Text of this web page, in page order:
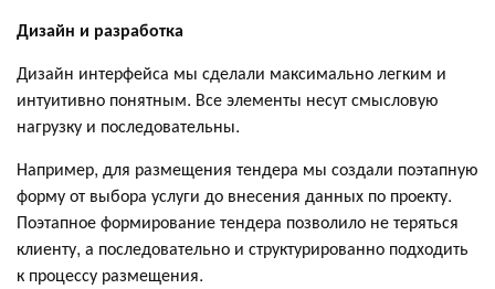
Дизайн и разработка
Дизайн интерфейса мы сделали максимально легким и
интуитивно понятным. Все элементы несут смысловую
нагрузку и последовательны.
Например, для размещения тендера мы создали поэтапную
форму от выбора услуги до внесения данных по проекту.
Поэтапное формирование тендера позволило не теряться
клиенту, а последовательно и структурированно подходить
к процессу размещения.